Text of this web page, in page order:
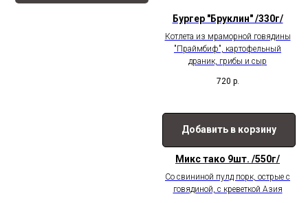
Бургер "Бруклин" /330г/
Котлета из мраморной говядины
"Праймбиф", картофельный
драник, грибы и сыр
720 р.
Добавить в корзину
Микс тако 9шт. /550г/
Со свининой пулд порк, острые с
говядиной, с креветкой Азия